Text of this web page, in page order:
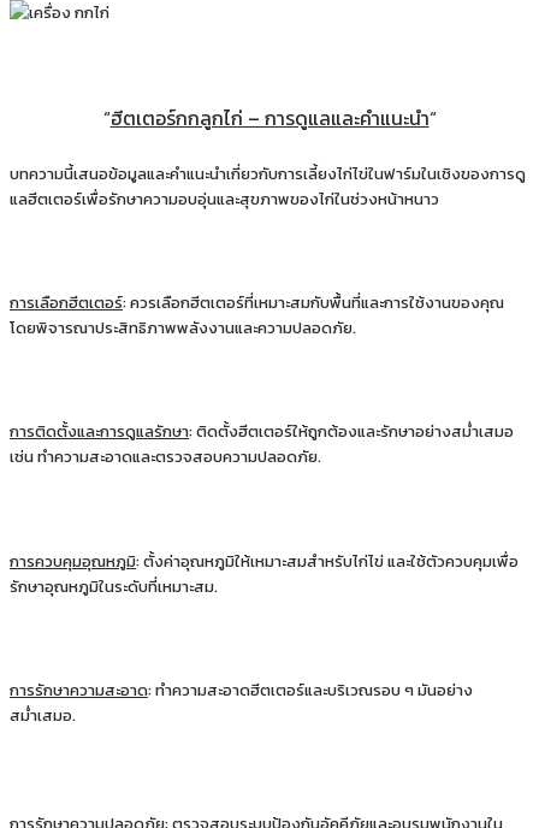
“ฮีตเตอร์กกลูกไก่ – การดูแลและคำแนะนำ“
บทความนี้เสนอข้อมูลและคำแนะนำเกี่ยวกับการเลี้ยงไก่ไข่ในฟาร์มในเชิงของการดู
แลฮีตเตอร์เพื่อรักษาความอบอุ่นและสุขภาพของไก่ในช่วงหน้าหนาว
การเลือกฮีตเตอร์: ควรเลือกฮีตเตอร์ที่เหมาะสมกับพื้นที่และการใช้งานของคุณ
โดยพิจารณาประสิทธิภาพพลังงานและความปลอดภัย.
การติดตั้งและการดูแลรักษา: ติดตั้งฮีตเตอร์ให้ถูกต้องและรักษาอย่างสม่ำเสมอ
เช่น ทำความสะอาดและตรวจสอบความปลอดภัย.
การควบคุมอุณหภูมิ: ตั้งค่าอุณหภูมิให้เหมาะสมสำหรับไก่ไข่ และใช้ตัวควบคุมเพื่อ
รักษาอุณหภูมิในระดับที่เหมาะสม.
การรักษาความสะอาด: ทำความสะอาดฮีตเตอร์และบริเวณรอบ ๆ มันอย่าง
สม่ำเสมอ.